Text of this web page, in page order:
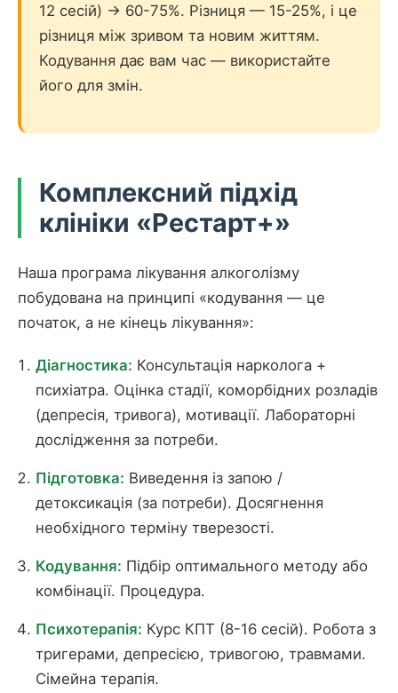
12 сесій) → 60-75%. Різниця — 15-25%, і це
різниця між зривом та новим життям.
Кодування дає вам час — використайте
його для змін.
Комплексний підхід
клініки «Рестарт+»
Наша програма лікування алкоголізму
побудована на принципі «кодування — це
початок, а не кінець лікування»:
Діагностика: Консультація нарколога +
психіатра. Оцінка стадії, коморбідних розладів
(депресія, тривога), мотивації. Лабораторні
дослідження за потреби.
Підготовка: Виведення із запою /
детоксикація (за потреби). Досягнення
необхідного терміну тверезості.
Кодування: Підбір оптимального методу або
комбінації. Процедура.
Психотерапія: Курс КПТ (8-16 сесій). Робота з
тригерами, депресією, тривогою, травмами.
Сімейна терапія.